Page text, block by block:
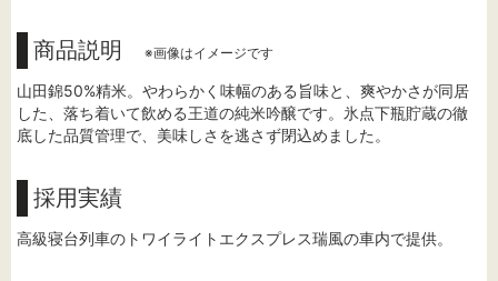
商品説明 ※画像はイメージです
山田錦50%精米。やわらかく味幅のある旨味と、爽やかさが同居
した、落ち着いて飲める王道の純米吟醸です。氷点下瓶貯蔵の徹
底した品質管理で、美味しさを逃さず閉込めました。
採用実績
高級寝台列車のトワイライトエクスプレス瑞風の車内で提供。